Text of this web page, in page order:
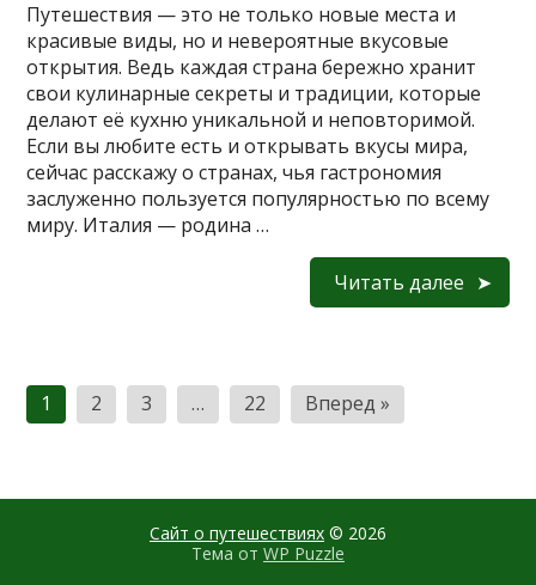
Путешествия — это не только новые места и
красивые виды, но и невероятные вкусовые
открытия. Ведь каждая страна бережно хранит
свои кулинарные секреты и традиции, которые
делают её кухню уникальной и неповторимой.
Если вы любите есть и открывать вкусы мира,
сейчас расскажу о странах, чья гастрономия
заслуженно пользуется популярностью по всему
миру. Италия — родина …
Читать далее
Пагинация
записей
1 2 3 … 22 Вперед »
Сайт о путешествиях © 2026
Тема от WP Puzzle